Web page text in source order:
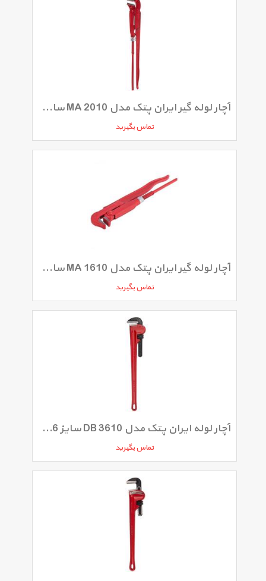
آچار لوله گیر ایران پتک مدل MA 2010 سایز 2 اینچ
تماس بگیرید
آچار لوله گیر ایران پتک مدل MA 1610 سایز 1 اینچ
تماس بگیرید
آچار لوله ایران پتک مدل DB 3610 سایز 36 اینچ
تماس بگیرید